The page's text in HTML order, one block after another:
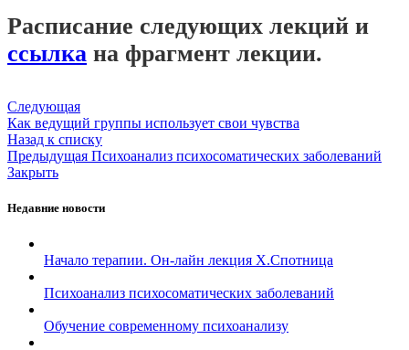
Расписание следующих лекций и
ссылка на фрагмент лекции.
Следующая
Как ведущий группы использует свои чувства
Назад к списку
Предыдущая Психоанализ психосоматических заболеваний
Закрыть
Недавние новости
Начало терапии. Он-лайн лекция Х.Спотница
Психоанализ психосоматических заболеваний
Обучение современному психоанализу